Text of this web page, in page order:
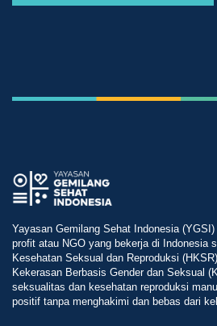
Yayasan Gemilang Sehat Indonesia
profit atau NGO yang bekerja di Indonesia
Kesehatan Seksual dan Reproduksi
Kekerasan Berbasis Gender dan Seksual
seksualitas dan kesehatan reproduksi
positif tanpa menghakimi dan bebas dari